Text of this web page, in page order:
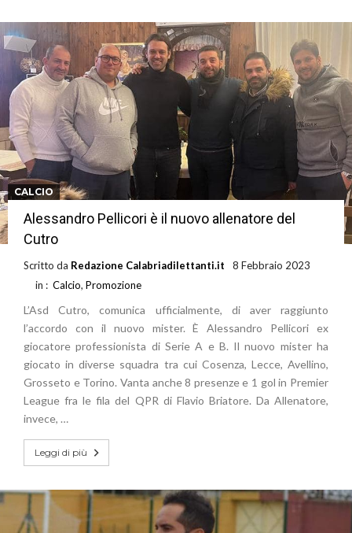
CALCIO
Alessandro Pellicori è il nuovo allenatore del
Cutro
Scritto da Redazione Calabriadilettanti.it
8 Febbraio 2023
in : Calcio, Promozione
L’Asd Cutro, comunica ufficialmente, di aver raggiunto
l’accordo con il nuovo mister. È Alessandro Pellicori ex
giocatore professionista di Serie A e B. Il nuovo mister ha
giocato in diverse squadra tra cui Cosenza, Lecce, Avellino,
Grosseto e Torino. Vanta anche 8 presenze e 1 gol in Premier
League fra le fila del QPR di Flavio Briatore. Da Allenatore,
invece, …
Leggi di più